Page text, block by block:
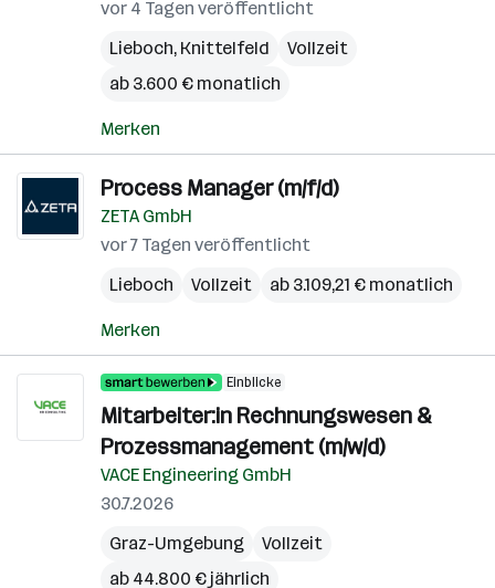
vor 4 Tagen veröffentlicht
Lieboch, Knittelfeld
Vollzeit
ab 3.600 € monatlich
Merken
Process Manager (m/f/d)
ZETA GmbH
vor 7 Tagen veröffentlicht
Lieboch
Vollzeit ab 3.109,21 € monatlich
Merken
Einblicke
Mitarbeiter:in Rechnungswesen &
Prozessmanagement (m/w/d)
VACE Engineering GmbH
30.7.2026
Graz-Umgebung
Vollzeit
ab 44.800 € jährlich